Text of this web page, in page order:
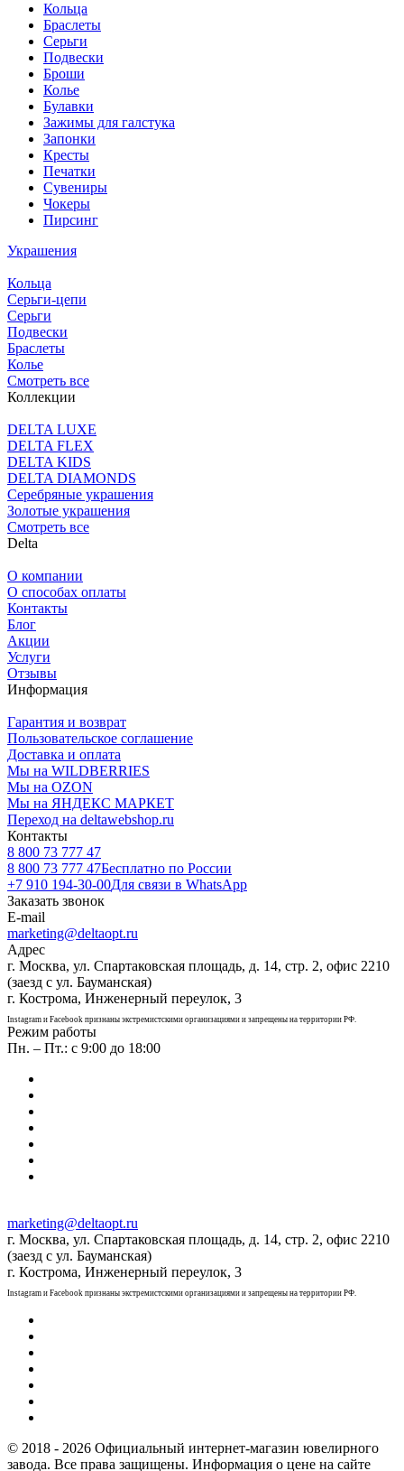
Кольца
Браслеты
Серьги
Подвески
Броши
Колье
Булавки
Зажимы для галстука
Запонки
Кресты
Печатки
Сувениры
Чокеры
Пирсинг
Украшения
Кольца
Серьги-цепи
Серьги
Подвески
Браслеты
Колье
Смотреть все
Коллекции
DELTA LUXE
DELTA FLEX
DELTA KIDS
DELTA DIAMONDS
Серебряные украшения
Золотые украшения
Смотреть все
Delta
О компании
О способах оплаты
Контакты
Блог
Акции
Услуги
Отзывы
Информация
Гарантия и возврат
Пользовательское соглашение
Доставка и оплата
Мы на WILDBERRIES
Мы на OZON
Мы на ЯНДЕКС МАРКЕТ
Переход на deltawebshop.ru
Контакты
8 800 73 777 47
8 800 73 777 47Бесплатно по России
+7 910 194-30-00Для связи в WhatsApp
Заказать звонок
E-mail
marketing@deltaopt.ru
Адрес
г. Москва, ул. Спартаковская площадь, д. 14, стр. 2, офис 2210
(заезд с ул. Бауманская)
г. Кострома, Инженерный переулок, 3
Instagram и Facebook признаны экстремистскими организациями и запрещены на территории РФ.
Режим работы
Пн. – Пт.: с 9:00 до 18:00
marketing@deltaopt.ru
г. Москва, ул. Спартаковская площадь, д. 14, стр. 2, офис 2210
(заезд с ул. Бауманская)
г. Кострома, Инженерный переулок, 3
Instagram и Facebook признаны экстремистскими организациями и запрещены на территории РФ.
© 2018 - 2026 Официальный интернет-магазин ювелирного
завода. Все права защищены. Информация о цене на сайте